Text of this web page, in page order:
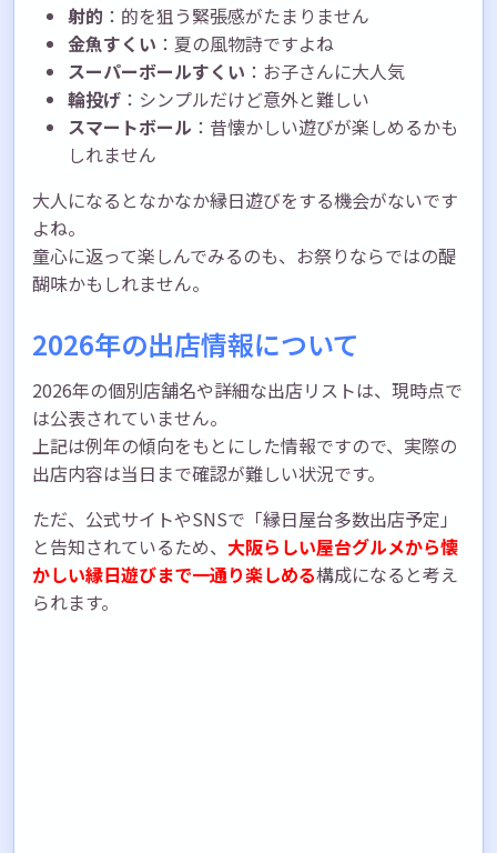
射的 ：的を狙う緊張感がたまりません
金魚すくい ：夏の風物詩ですよね
スーパーボールすくい ：お子さんに大人気
輪投げ ：シンプルだけど意外と難しい
スマートボール ：昔懐かしい遊びが楽しめるかも
しれません
大人になるとなかなか縁日遊びをする機会がないです
よね。
童心に返って楽しんでみるのも、お祭りならではの醍
醐味かもしれません。
2026年の出店情報について
2026年の個別店舗名や詳細な出店リストは、現時点で
は公表されていません。
上記は例年の傾向をもとにした情報ですので、実際の
出店内容は当日まで確認が難しい状況です。
ただ、公式サイトやSNSで「縁日屋台多数出店予定」
と告知されているため、 大阪らしい屋台グルメから懐
かしい縁日遊びまで一通り楽しめる構成になると考え
られます。